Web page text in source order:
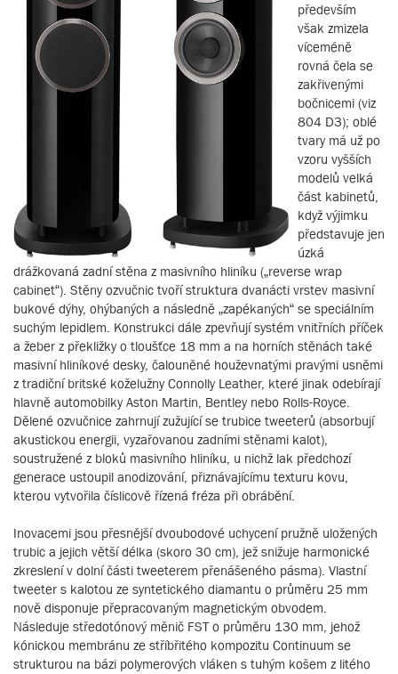
především
však zmizela
víceméně
rovná čela se
zakřivenými
bočnicemi (viz
804 D3); oblé
tvary má už po
vzoru vyšších
modelů velká
část kabinetů,
když výjimku
představuje jen
úzká
drážkovaná zadní stěna z masivního hliníku („reverse wrap
cabinet“). Stěny ozvučnic tvoří struktura dvanácti vrstev masivní
bukové dýhy, ohýbaných a následně „zapékaných“ se speciálním
suchým lepidlem. Konstrukci dále zpevňují systém vnitřních příček
a žeber z překližky o tloušťce 18 mm a na horních stěnách také
masivní hliníkové desky, čalouněné houževnatými pravými usněmi
z tradiční britské koželužny Connolly Leather, které jinak odebírají
hlavně automobilky Aston Martin, Bentley nebo Rolls-Royce.
Dělené ozvučnice zahrnují zužující se trubice tweeterů (absorbují
akustickou energii, vyzařovanou zadními stěnami kalot),
soustružené z bloků masivního hliníku, u nichž lak předchozí
generace ustoupil anodizování, přiznávajícímu texturu kovu,
kterou vytvořila číslicově řízená fréza při obrábění.
Inovacemi jsou přesnější dvoubodové uchycení pružně uložených
trubic a jejich větší délka (skoro 30 cm), jež snižuje harmonické
zkreslení v dolní části tweeterem přenášeného pásma). Vlastní
tweeter s kalotou ze syntetického diamantu o průměru 25 mm
nově disponuje přepracovaným magnetickým obvodem.
Následuje středotónový měnič FST o průměru 130 mm, jehož
kónickou membránu ze stříbřitého kompozitu Continuum se
strukturou na bázi polymerových vláken s tuhým košem z litého